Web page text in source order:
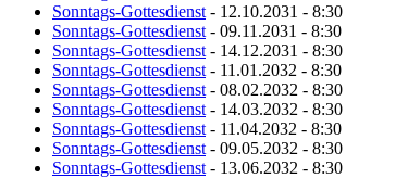
Sonntags-Gottesdienst - 12.10.2031 - 8:30
Sonntags-Gottesdienst - 09.11.2031 - 8:30
Sonntags-Gottesdienst - 14.12.2031 - 8:30
Sonntags-Gottesdienst - 11.01.2032 - 8:30
Sonntags-Gottesdienst - 08.02.2032 - 8:30
Sonntags-Gottesdienst - 14.03.2032 - 8:30
Sonntags-Gottesdienst - 11.04.2032 - 8:30
Sonntags-Gottesdienst - 09.05.2032 - 8:30
Sonntags-Gottesdienst - 13.06.2032 - 8:30